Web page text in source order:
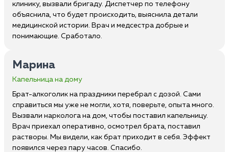
клинику, вызвали бригаду. Диспетчер по телефону
объяснила, что будет происходить, выяснила детали
медицинской истории. Врач и медсестра добрые и
понимающие. Сработало.
Марина
Капельница на дому
Брат-алкоголик на праздники перебрал с дозой. Сами
справиться мы уже не могли, хотя, поверьте, опыта много.
Вызвали нарколога на дом, чтобы поставил капельницу.
Врач приехал оперативно, осмотрел брата, поставил
растворы. Мы видели, как брат приходит в себя. Эффект
появился через пару часов. Спасибо.